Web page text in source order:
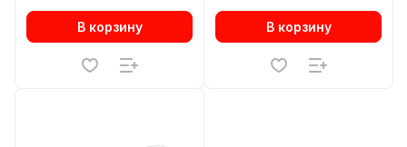
В корзину В корзину